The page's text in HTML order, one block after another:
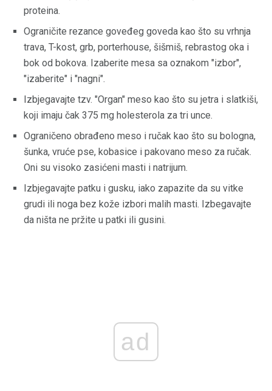
proteina.
Ograničite rezance goveđeg goveda kao što su vrhnja
trava, T-kost, grb, porterhouse, šišmiš, rebrastog oka i
bok od bokova. Izaberite mesa sa oznakom "izbor",
"izaberite" i "nagni".
Izbjegavajte tzv. "Organ" meso kao što su jetra i slatkiši,
koji imaju čak 375 mg holesterola za tri unce.
Ograničeno obrađeno meso i ručak kao što su bologna,
šunka, vruće pse, kobasice i pakovano meso za ručak.
Oni su visoko zasićeni masti i natrijum.
Izbjegavajte patku i gusku, iako zapazite da su vitke
grudi ili noga bez kože izbori malih masti. Izbegavajte
da ništa ne pržite u patki ili gusini.
ad